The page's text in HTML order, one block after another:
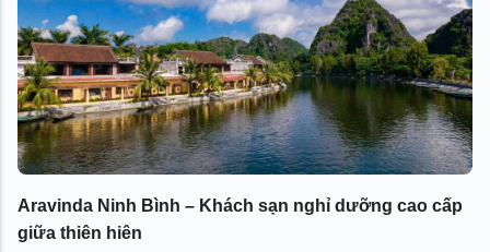
Aravinda Ninh Bình – Khách sạn nghỉ dưỡng cao cấp
giữa thiên hiên